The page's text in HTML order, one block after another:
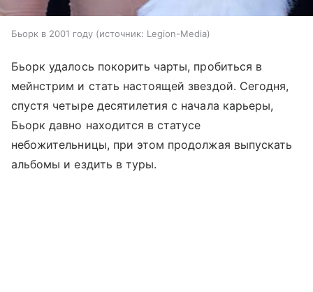
Бьорк в 2001 году источник: Legion-Media
Бьорк удалось покорить чарты, пробиться в
мейнстрим и стать настоящей звездой. Сегодня,
спустя четыре десятилетия с начала карьеры,
Бьорк давно находится в статусе
небожительницы, при этом продолжая выпускать
альбомы и ездить в туры.